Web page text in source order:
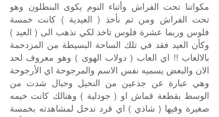
مكواتنا تحت الفراش وأثناء النوم يكوى البنطلون وهو
تحت الفراش ومن ثم نأخذ ( العيدية ) كانت خمسة
فلوس وربما عشرة فلوس تاخذ لكي نذهب الى ( العيد )
وكأن العيد فقد في تلك الساحة البسيطة من المزدحمة
بالالعاب !! اي العاب ( دولاب الهوى ) وهو معروف لحد
الان والبعض يسميه نفس الاسم والمرجوحة اي الأرجوحة
وهي عبارة عن جذعين من النخيل وحبال شدت من
الوسط بقطعة قماش او ( جودلية ) وهنالك كانت خيمه
صغيرة وفيها ( شاذي ) اي قرد ندخل لمشاهدته بخمسة